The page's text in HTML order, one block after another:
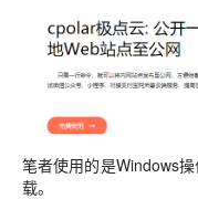
笔者使用的是Windows
载。